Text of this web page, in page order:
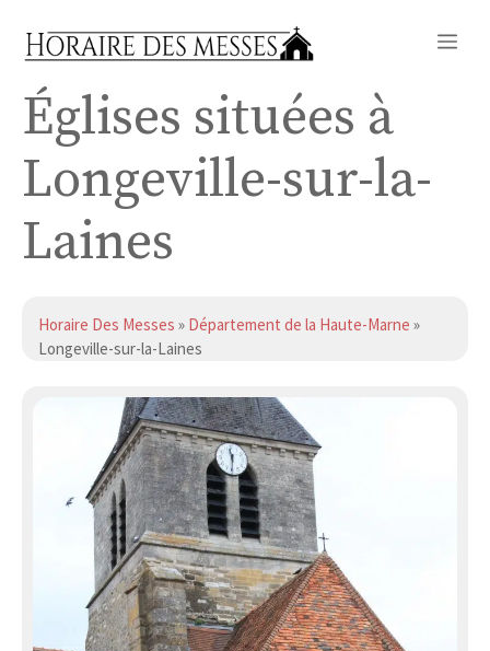
Églises situées à
Longeville-sur-la-
Laines
Horaire Des Messes » Département de la Haute-Marne »
Longeville-sur-la-Laines